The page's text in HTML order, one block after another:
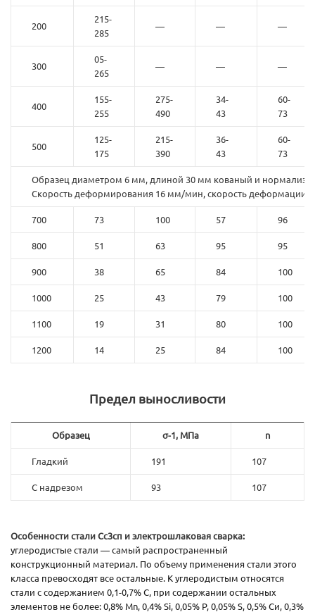
200
215-
285
— — —
300
05-
265
— — —
400
155-
255
275-
490
34-
43
60-
73
500
125-
175
215-
390
36-
43
60-
73
Образец диаметром 6 мм, длиной 30 мм кованый и
Скорость деформирования 16 мм/мин, скорость деформации
700 73 100 57 96
800 51 63 95 95
900 38 65 84 100
1000 25 43 79 100
1100 19 31 80 100
1200 14 25 84 100
Предел выносливости
Образец σ-1, МПа n
Гладкий 191 107
С надрезом 93 107
Особенности стали Сс3сп и электрошлаковая сварка:
углеродистые стали — самый распространенный
конструкционный материал. По объему применения стали этого
класса превосходят все остальные. К углеродистым относятся
стали с содержанием 0,1-0,7% С, при содержании остальных
элементов не более: 0,8% Мn, 0,4% Si, 0,05% Р, 0,05% S, 0,5% Си, 0,3%